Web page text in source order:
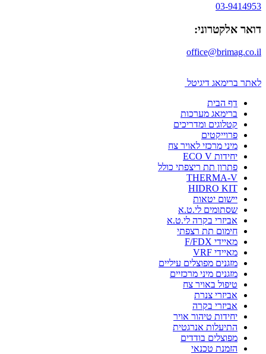
03-9414953
דואר אלקטרוני:
office@brimag.co.il
לאתר ברימאג דיגיטל
דף הבית
ברימאג מערכות
קטלוגים ומדריכים
פרוייקטים
מיני מרכזי לאויר צח
יחידות ECO V
פתרון תת ריצפתי כולל
THERMA-V
HIDRO KIT
יישום יטאות
שסתומים לי.ט.א
אביזרי בקרה לי.ט.א
חימום תת רצפתי
מאיידי F/FDX
מאיידי VRF
מזגנים מפוצלים עיליים
מזגנים מיני מרכזיים
טיפול באויר צח
אביזרי צנרת
אביזרי בקרה
יחידות טיהור אויר
התיעלות אנרגטית
מפוצלים בודדים
הזמנת טכנאי